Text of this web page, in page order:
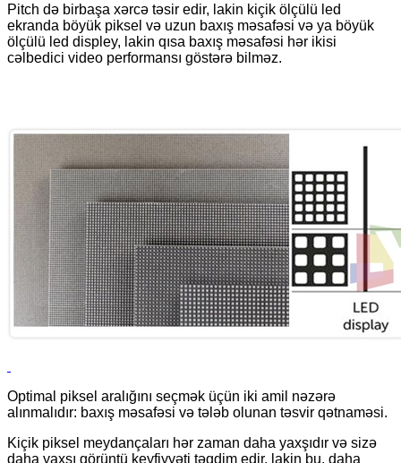
Pitch də birbaşa xərcə təsir edir, lakin kiçik ölçülü led
ekranda böyük piksel və uzun baxış məsafəsi və ya böyük
ölçülü led displey, lakin qısa baxış məsafəsi hər ikisi
cəlbedici video performansı göstərə bilməz.
Optimal piksel aralığını seçmək üçün iki amil nəzərə
alınmalıdır: baxış məsafəsi və tələb olunan təsvir qətnaməsi.
Kiçik piksel meydançaları hər zaman daha yaxşıdır və sizə
daha yaxşı görüntü keyfiyyəti təqdim edir, lakin bu, daha